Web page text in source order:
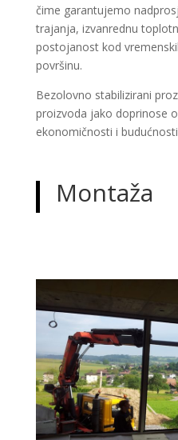
čime garantujemo
trajanja, izvanrednu
postojanost kod
površinu.
Bezolovno stabilizirani
proizvoda jako doprinose
ekonomičnosti i
Montaža